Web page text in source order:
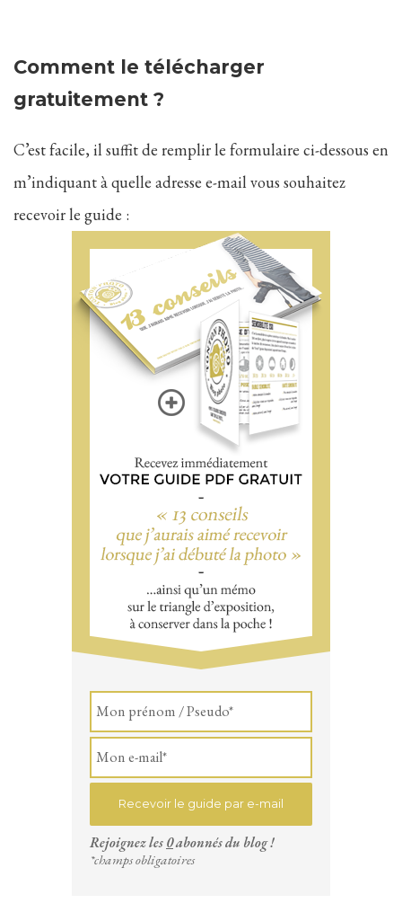
Comment le télécharger
gratuitement ?
C’est facile, il suffit de remplir le formulaire ci-dessous en
m’indiquant à quelle adresse e-mail vous souhaitez
recevoir le guide :
Rejoignez les 0abonnés du blog !
*champs obligatoires